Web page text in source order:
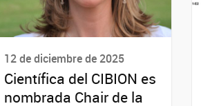
12 de diciembre de 2025
Científica del CIBION es
nombrada Chair de la